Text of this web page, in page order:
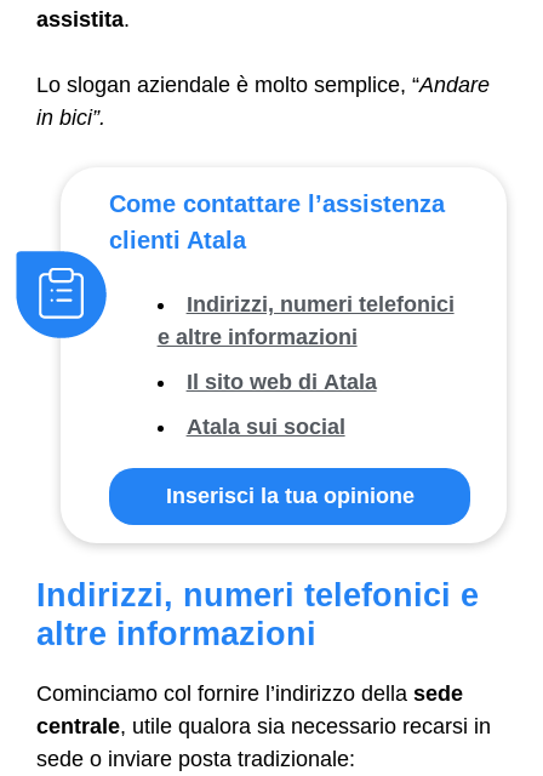
assistita.
Lo slogan aziendale è molto semplice, “Andare
in bici”.
Come contattare l’assistenza
clienti Atala
Indirizzi, numeri telefonici
e altre informazioni
Il sito web di Atala
Atala sui social
Inserisci la tua opinione
Indirizzi, numeri telefonici e
altre informazioni
Cominciamo col fornire l’indirizzo della sede
centrale, utile qualora sia necessario recarsi in
sede o inviare posta tradizionale: